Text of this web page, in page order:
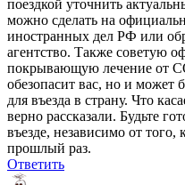
поездкой уточнить
можно сделать на
иностранных дел РФ или
агентство. Также советую
покрывающую лечение от
обезопасит вас, но и может
для въезда в страну. Что
верно рассказали. Будьте
въезде, независимо от
прошлый раз.
Ответить